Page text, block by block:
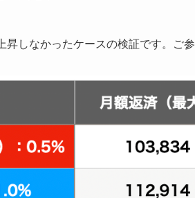
しなかったケースの検証です。ご参